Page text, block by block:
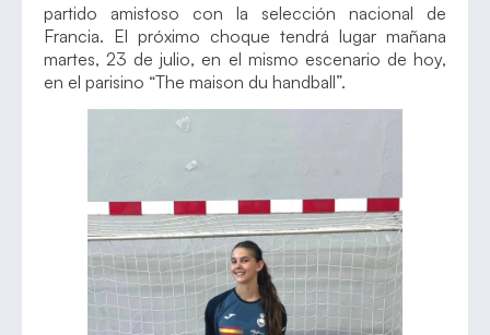
partido amistoso con la selección nacional de
Francia. El próximo choque tendrá lugar mañana
martes, 23 de julio, en el mismo escenario de hoy,
en el parisino “The maison du handball”.